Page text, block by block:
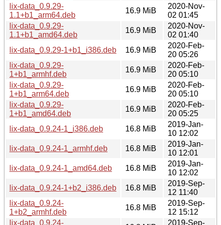
lix-data_0.9.29-
1.1+b1_arm64.deb
16.9 MiB
2020-Nov-
02 01:45
lix-data_0.9.29-
1.1+b1_amd64.deb
16.9 MiB
2020-Nov-
02 01:40
lix-data_0.9.29-1+b1_i386.deb
16.9 MiB
2020-Feb-
20 05:26
lix-data_0.9.29-
1+b1_armhf.deb
16.9 MiB
2020-Feb-
20 05:10
lix-data_0.9.29-
1+b1_arm64.deb
16.9 MiB
2020-Feb-
20 05:10
lix-data_0.9.29-
1+b1_amd64.deb
16.9 MiB
2020-Feb-
20 05:25
lix-data_0.9.24-1_i386.deb
16.8 MiB
2019-Jan-
10 12:02
lix-data_0.9.24-1_armhf.deb
16.8 MiB
2019-Jan-
10 12:01
lix-data_0.9.24-1_amd64.deb
16.8 MiB
2019-Jan-
10 12:02
lix-data_0.9.24-1+b2_i386.deb
16.8 MiB
2019-Sep-
12 11:40
lix-data_0.9.24-
1+b2_armhf.deb
16.8 MiB
2019-Sep-
12 15:12
lix-data_0.9.24-
2019-Sep-